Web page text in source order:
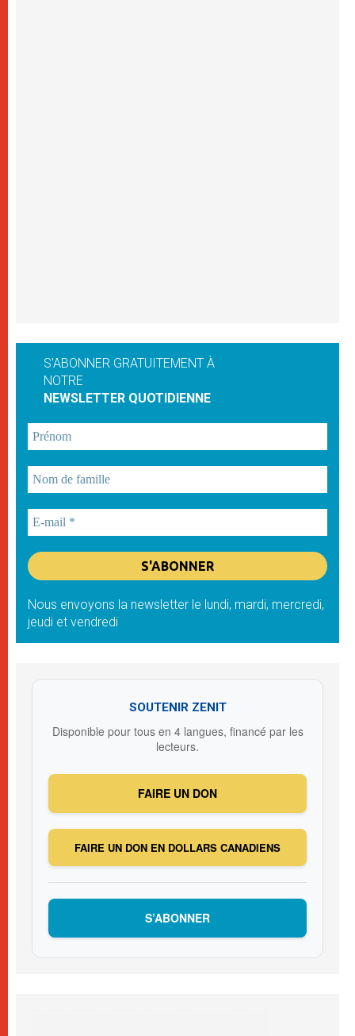
S'ABONNER GRATUITEMENT À
NOTRE
NEWSLETTER QUOTIDIENNE
Nous envoyons la newsletter le lundi, mardi, mercredi,
jeudi et vendredi
SOUTENIR ZENIT
Disponible pour tous en 4 langues, financé par les
lecteurs.
FAIRE UN DON
FAIRE UN DON EN DOLLARS CANADIENS
S’ABONNER